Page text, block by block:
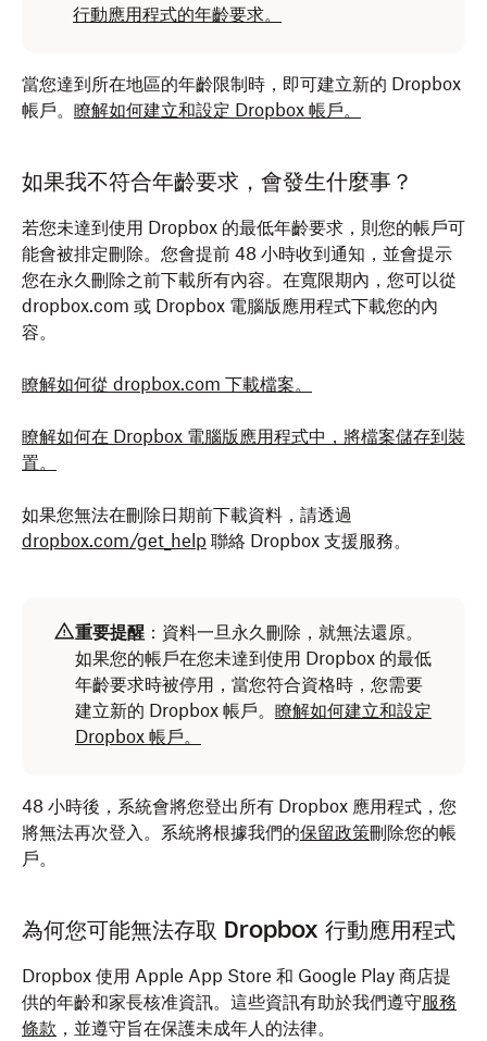
行動應用程式的年齡要求。
當您達到所在地區的年齡限制時，即可建立新的 Dropbox
帳戶。 瞭解如何建立和設定 Dropbox 帳戶。
如果我不符合年齡要求，會發生什麼事？
若您未達到使用 Dropbox 的最低年齡要求，則您的帳戶可
能會被排定刪除。您會提前 48 小時收到通知，並會提示
您在永久刪除之前下載所有內容。在寬限期內，您可以從
dropbox.com 或 Dropbox 電腦版應用程式下載您的內
容。
瞭解如何從 dropbox.com 下載檔案。
瞭解如何在 Dropbox 電腦版應用程式中，將檔案儲存到裝
置。
如果您無法在刪除日期前下載資料，請透過
dropbox.com/get_help 聯絡 Dropbox 支援服務。
重要提醒 ：資料一旦永久刪除，就無法還原。
如果您的帳戶在您未達到使用 Dropbox 的最低
年齡要求時被停用，當您符合資格時，您需要
建立新的 Dropbox 帳戶。 瞭解如何建立和設定
Dropbox 帳戶。
48 小時後，系統會將您登出所有 Dropbox 應用程式，您
將無法再次登入。系統將根據我們的保留政策刪除您的帳
戶。
為何您可能無法存取 Dropbox 行動應用程式
Dropbox 使用 Apple App Store 和 Google Play 商店提
供的年齡和家長核准資訊。這些資訊有助於我們遵守服務
條款 ，並遵守旨在保護未成年人的法律。